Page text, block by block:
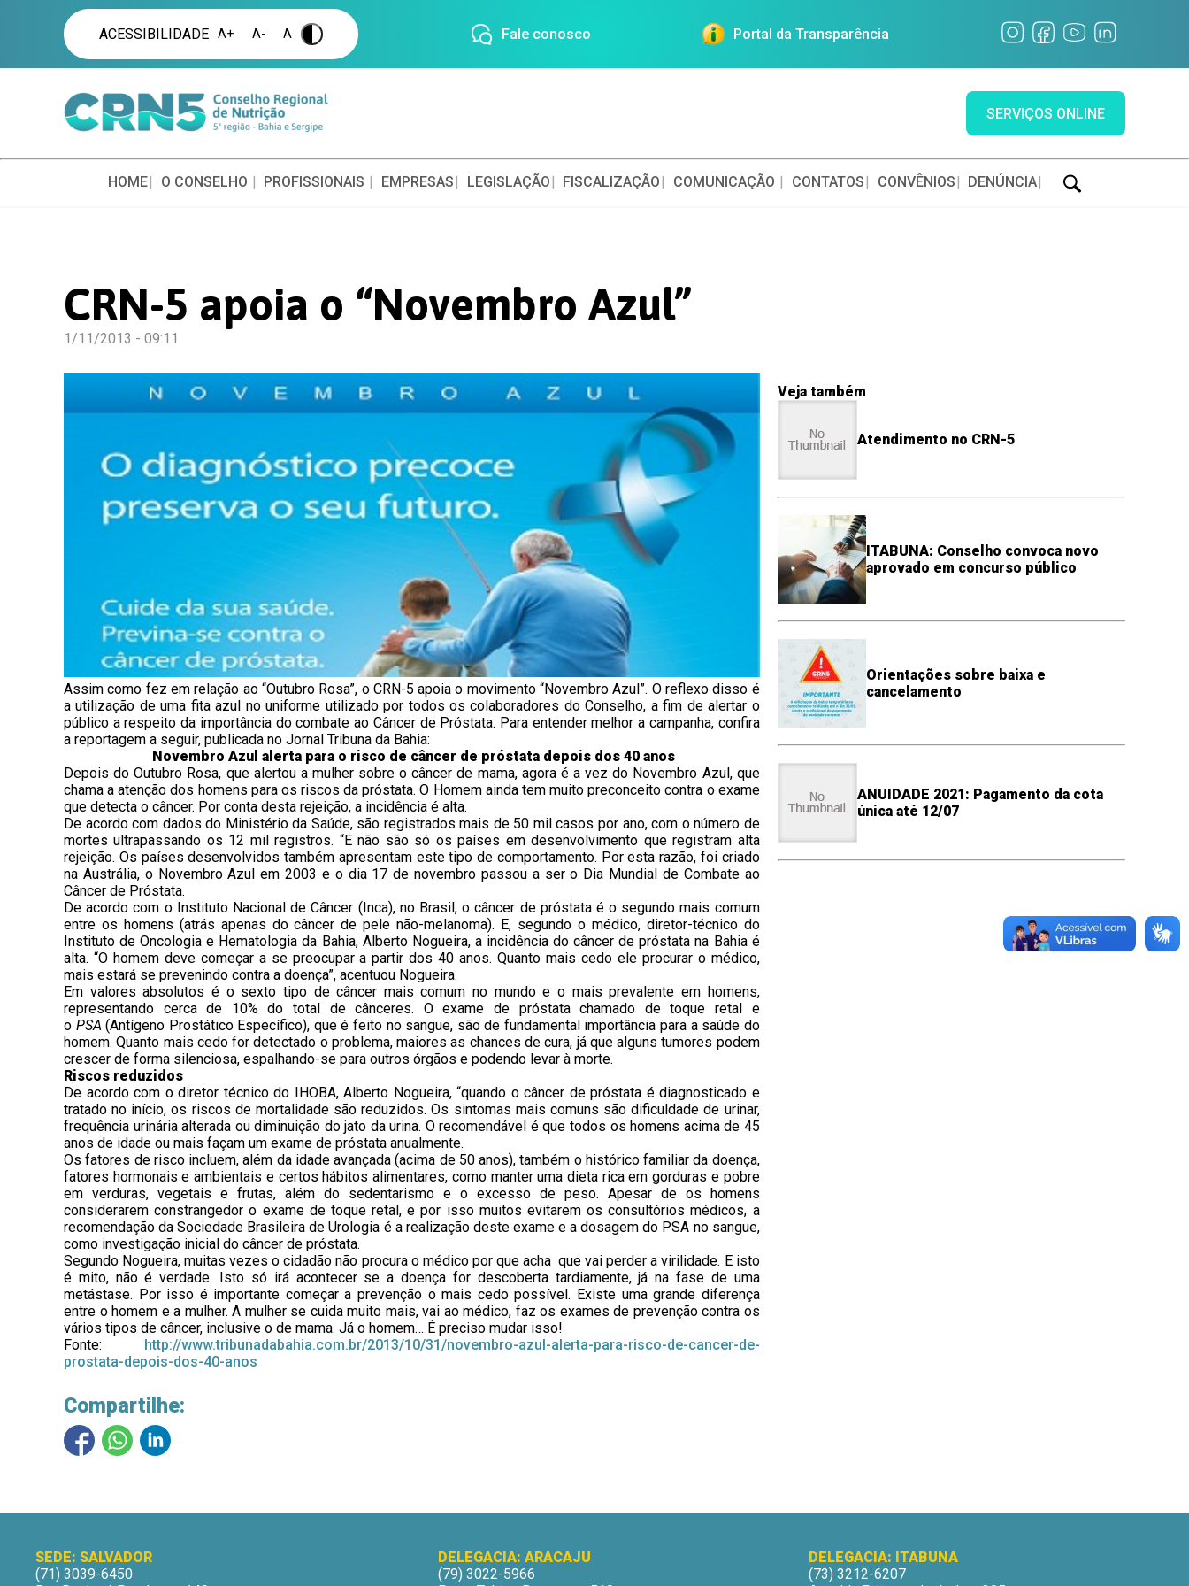
ACESSIBILIDADE A+ A- A . Fale conosco Portal da Transparência
SERVIÇOS ONLINE
HOME O CONSELHO PROFISSIONAIS EMPRESAS LEGISLAÇÃO FISCALIZAÇÃO COMUNICAÇÃO CONTATOS CONVÊNIOS DENÚNCIA
CRN-5 apoia o “Novembro Azul”
1/11/2013 - 09:11
Assim como fez em relação ao “Outubro Rosa”, o CRN-5 apoia o movimento “Novembro Azul”. O reflexo disso é
a utilização de uma fita azul no uniforme utilizado por todos os colaboradores do Conselho, a fim de alertar o
público a respeito da importância do combate ao Câncer de Próstata. Para entender melhor a campanha, confira
a reportagem a seguir, publicada no Jornal Tribuna da Bahia:
Novembro Azul alerta para o risco de câncer de próstata depois dos 40 anos
Depois do Outubro Rosa, que alertou a mulher sobre o câncer de mama, agora é a vez do Novembro Azul, que
chama a atenção dos homens para os riscos da próstata. O Homem ainda tem muito preconceito contra o exame
que detecta o câncer. Por conta desta rejeição, a incidência é alta.
De acordo com dados do Ministério da Saúde, são registrados mais de 50 mil casos por ano, com o número de
mortes ultrapassando os 12 mil registros. “E não são só os países em desenvolvimento que registram alta
rejeição. Os países desenvolvidos também apresentam este tipo de comportamento. Por esta razão, foi criado
na Austrália, o Novembro Azul em 2003 e o dia 17 de novembro passou a ser o Dia Mundial de Combate ao
Câncer de Próstata.
De acordo com o Instituto Nacional de Câncer (Inca), no Brasil, o câncer de próstata é o segundo mais comum
entre os homens (atrás apenas do câncer de pele não-melanoma). E, segundo o médico, diretor-técnico do
Instituto de Oncologia e Hematologia da Bahia, Alberto Nogueira, a incidência do câncer de próstata na Bahia é
alta. “O homem deve começar a se preocupar a partir dos 40 anos. Quanto mais cedo ele procurar o médico,
mais estará se prevenindo contra a doença”, acentuou Nogueira.
Em valores absolutos é o sexto tipo de câncer mais comum no mundo e o mais prevalente em homens,
representando cerca de 10% do total de cânceres. O exame de próstata chamado de toque retal e
o PSA (Antígeno Prostático Específico), que é feito no sangue, são de fundamental importância para a saúde do
homem. Quanto mais cedo for detectado o problema, maiores as chances de cura, já que alguns tumores podem
crescer de forma silenciosa, espalhando-se para outros órgãos e podendo levar à morte.
Riscos reduzidos
De acordo com o diretor técnico do IHOBA, Alberto Nogueira, “quando o câncer de próstata é diagnosticado e
tratado no início, os riscos de mortalidade são reduzidos. Os sintomas mais comuns são dificuldade de urinar,
frequência urinária alterada ou diminuição do jato da urina. O recomendável é que todos os homens acima de 45
anos de idade ou mais façam um exame de próstata anualmente.
Os fatores de risco incluem, além da idade avançada (acima de 50 anos), também o histórico familiar da doença,
fatores hormonais e ambientais e certos hábitos alimentares, como manter uma dieta rica em gorduras e pobre
em verduras, vegetais e frutas, além do sedentarismo e o excesso de peso. Apesar de os homens
considerarem constrangedor o exame de toque retal, e por isso muitos evitarem os consultórios médicos, a
recomendação da Sociedade Brasileira de Urologia é a realização deste exame e a dosagem do PSA no sangue,
como investigação inicial do câncer de próstata.
Segundo Nogueira, muitas vezes o cidadão não procura o médico por que acha que vai perder a virilidade. E isto
é mito, não é verdade. Isto só irá acontecer se a doença for descoberta tardiamente, já na fase de uma
metástase. Por isso é importante começar a prevenção o mais cedo possível. Existe uma grande diferença
entre o homem e a mulher. A mulher se cuida muito mais, vai ao médico, faz os exames de prevenção contra os
vários tipos de câncer, inclusive o de mama. Já o homem… É preciso mudar isso!
Fonte: http://www.tribunadabahia.com.br/2013/10/31/novembro-azul-alerta-para-risco-de-cancer-de-
prostata-depois-dos-40-anos
Compartilhe:
Veja também
Atendimento no CRN-5
ITABUNA: Conselho convoca novo
aprovado em concurso público
Orientações sobre baixa e
cancelamento
ANUIDADE 2021: Pagamento da cota
única até 12/07
SEDE: SALVADOR
(71) 3039-6450
DELEGACIA: ARACAJU
(79) 3022-5966
DELEGACIA: ITABUNA
(73) 3212-6207